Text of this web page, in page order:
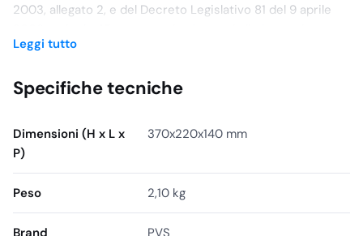
2003, allegato 2, e del Decreto Legislativo 81 del 9 aprile
essenziali per il primo soccorso siano presenti e adeguati
lavoratori e che non rientrano nel gruppo A, come definito
L’articolo 2, punto 5, del DM 388/2003 specifica inoltre
che il kit di primo soccorso deve essere fornito ai
aziendale o unità produttiva, evidenziando l’importanza di
garantire sicurezza e assistenza immediata anche fuori
dalla consueta area di lavoro. Questo armadietto
Leggi tutto
Specifiche tecniche
Dimensioni (H x L x
P)
370x220x140 mm
Peso 2,10 kg